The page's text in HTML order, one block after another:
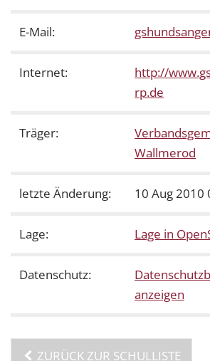
E-Mail:
Internet:
http://
rp.de
Träger:
Wallmerod
letzte Änderung: 10 Aug 2010
Lage: Lage in
Datenschutz:
anzeigen
ZURÜCK ZUR SCHULLISTE